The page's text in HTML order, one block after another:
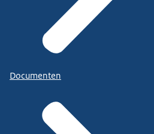
Documenten